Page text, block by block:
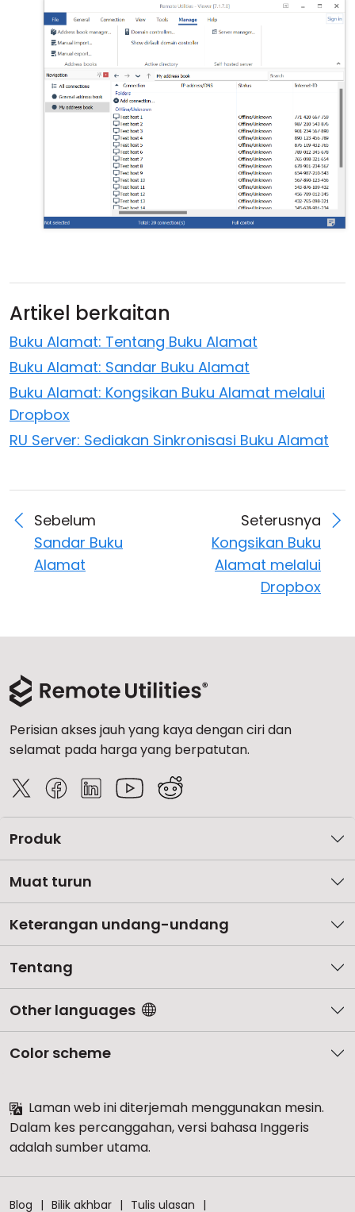
Artikel berkaitan
Buku Alamat: Tentang Buku Alamat
Buku Alamat: Sandar Buku Alamat
Buku Alamat: Kongsikan Buku Alamat melalui
Dropbox
RU Server: Sediakan Sinkronisasi Buku Alamat
Sebelum
Sandar Buku
Alamat
Seterusnya
Kongsikan Buku
Alamat melalui
Dropbox
Perisian akses jauh yang kaya dengan ciri dan
selamat pada harga yang berpatutan.
Produk
Muat turun
Keterangan undang-undang
Tentang
Other languages
Color scheme
Laman web ini diterjemah menggunakan mesin.
Dalam kes percanggahan, versi bahasa Inggeris
adalah sumber utama.
Blog Bilik akhbar Tulis ulasan